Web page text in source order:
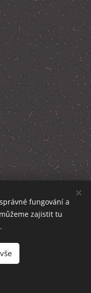
podporu!
fungování a
zajistit tu